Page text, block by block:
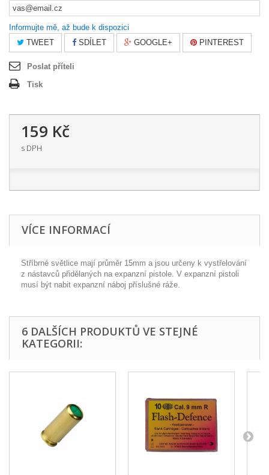
Informujte mě, až bude k dispozici
TWEET
SDÍLET GOOGLE+ PINTEREST
Poslat příteli
Tisk
159 Kč
s DPH
VÍCE INFORMACÍ
Stříbrné světlice mají průměr 15mm a jsou určeny k vystřelování
z nástavců přidělaných na expanzní pistole. V expanzní pistoli
musí být nabit expanzní náboj příslušné ráže.
6 DALŠÍCH PRODUKTŮ VE STEJNÉ
KATEGORII: